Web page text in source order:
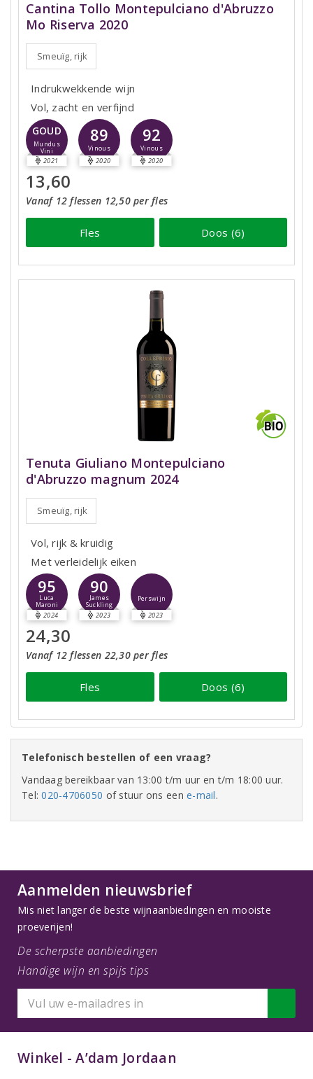
Cantina Tollo Montepulciano d'Abruzzo
Mo Riserva 2020
Smeuïg, rijk
Indrukwekkende wijn
Vol, zacht en verfijnd
GOUD
Mundus
Vini
2021
89
Vinous
2020
92
Vinous
2020
13,60
Vanaf 12 flessen 12,50 per fles
Fles Doos (6)
Tenuta Giuliano Montepulciano
d'Abruzzo magnum 2024
Smeuïg, rijk
Vol, rijk & kruidig
Met verleidelijk eiken
95
Luca
Maroni
2024
90
James
Suckling
2023
Perswijn
2023
24,30
Vanaf 12 flessen 22,30 per fles
Fles Doos (6)
Telefonisch bestellen of een vraag?
Vandaag bereikbaar van 13:00 t/m uur en t/m 18:00 uur.
Tel:020-4706050 of stuur ons eene-mail.
Aanmelden nieuwsbrief
Mis niet langer de beste wijnaanbiedingen en mooiste
proeverijen!
De scherpste aanbiedingen
Handige wijn en spijs tips
Winkel - A’dam Jordaan